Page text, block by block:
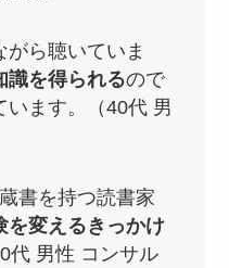
がら聴いていま
識を得られるので
います。（40代 男
書を持つ読書家
を変えるきっかけ
代 男性 コンサル